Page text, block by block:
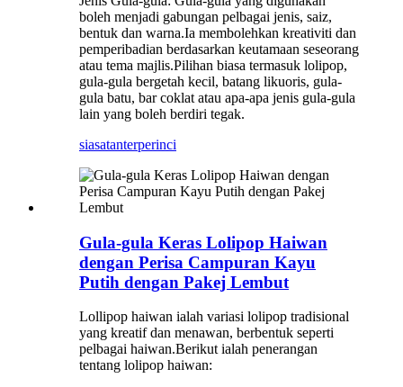
boleh menjadi gabungan pelbagai jenis, saiz,
bentuk dan warna.Ia membolehkan kreativiti dan
pemperibadian berdasarkan keutamaan seseorang
atau tema majlis.Pilihan biasa termasuk lolipop,
gula-gula bergetah kecil, batang likuoris, gula-
gula batu, bar coklat atau apa-apa jenis gula-gula
lain yang boleh berdiri tegak.
siasatanterperinci
Gula-gula Keras Lolipop Haiwan
dengan Perisa Campuran Kayu
Putih dengan Pakej Lembut
Lollipop haiwan ialah variasi lolipop tradisional
yang kreatif dan menawan, berbentuk seperti
pelbagai haiwan.Berikut ialah penerangan
tentang lolipop haiwan: